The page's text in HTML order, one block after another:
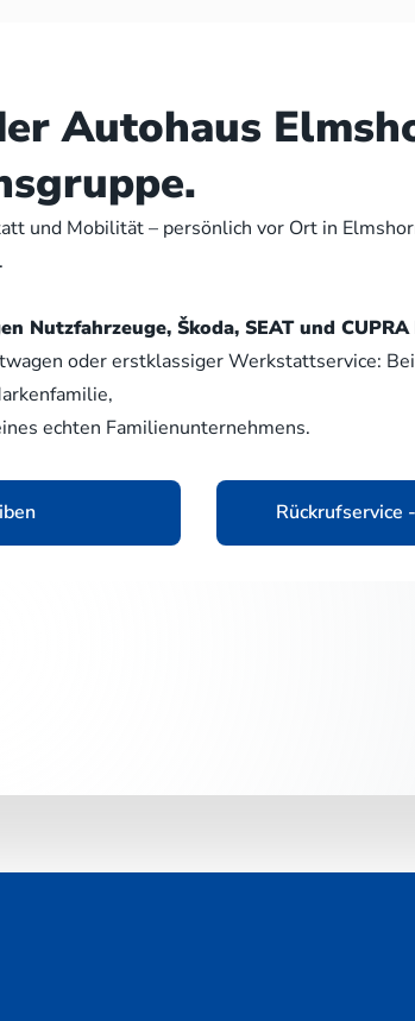
Autohaus
und Mobilität – persönlich vor Ort in
Škoda, SEAT und CUPRA
oder erstklassiger Werkstattservice:
echten Familienunternehmens.
Rückrufservice